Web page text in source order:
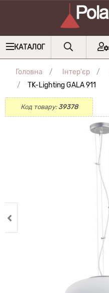
КАТАЛОГ
Головна Інтер'єр
TK-Lighting GALA 911
Код товару: 39378